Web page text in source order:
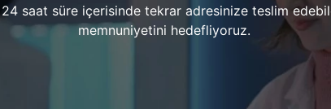
24 saat süre içerisinde tekrar adresinize teslim
memnuniyetini hedefliyoruz.